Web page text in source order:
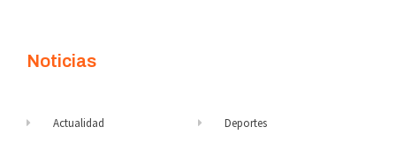
Noticias
Actualidad Deportes